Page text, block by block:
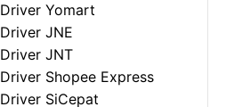
Driver Yomart
Driver JNE
Driver JNT
Driver Shopee Express
Driver SiCepat